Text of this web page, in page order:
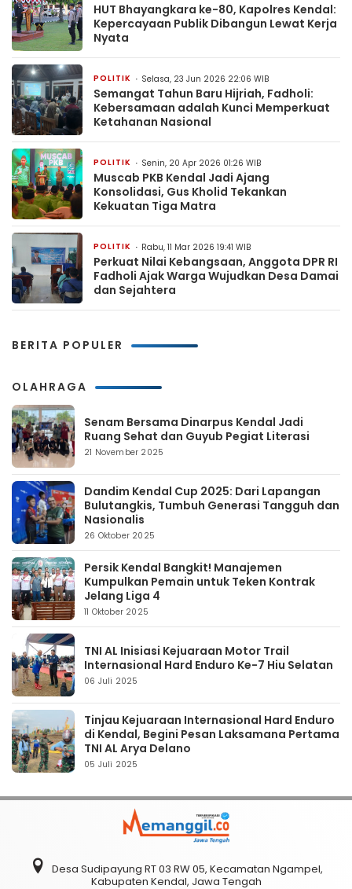
HUT Bhayangkara ke-80, Kapolres Kendal:
Kepercayaan Publik Dibangun Lewat Kerja
Nyata
POLITIK Selasa, 23 Jun 2026 22:06 WIB
Semangat Tahun Baru Hijriah, Fadholi:
Kebersamaan adalah Kunci Memperkuat
Ketahanan Nasional
POLITIK Senin, 20 Apr 2026 01:26 WIB
Muscab PKB Kendal Jadi Ajang
Konsolidasi, Gus Kholid Tekankan
Kekuatan Tiga Matra
POLITIK Rabu, 11 Mar 2026 19:41 WIB
Perkuat Nilai Kebangsaan, Anggota DPR RI
Fadholi Ajak Warga Wujudkan Desa Damai
dan Sejahtera
BERITA POPULER
OLAHRAGA
Senam Bersama Dinarpus Kendal Jadi
Ruang Sehat dan Guyub Pegiat Literasi
21 November 2025
Dandim Kendal Cup 2025: Dari Lapangan
Bulutangkis, Tumbuh Generasi Tangguh dan
Nasionalis
26 Oktober 2025
Persik Kendal Bangkit! Manajemen
Kumpulkan Pemain untuk Teken Kontrak
Jelang Liga 4
11 Oktober 2025
TNI AL Inisiasi Kejuaraan Motor Trail
Internasional Hard Enduro Ke-7 Hiu Selatan
06 Juli 2025
Tinjau Kejuaraan Internasional Hard Enduro
di Kendal, Begini Pesan Laksamana Pertama
TNI AL Arya Delano
05 Juli 2025
Desa Sudipayung RT 03 RW 05, Kecamatan Ngampel,
Kabupaten Kendal, Jawa Tengah